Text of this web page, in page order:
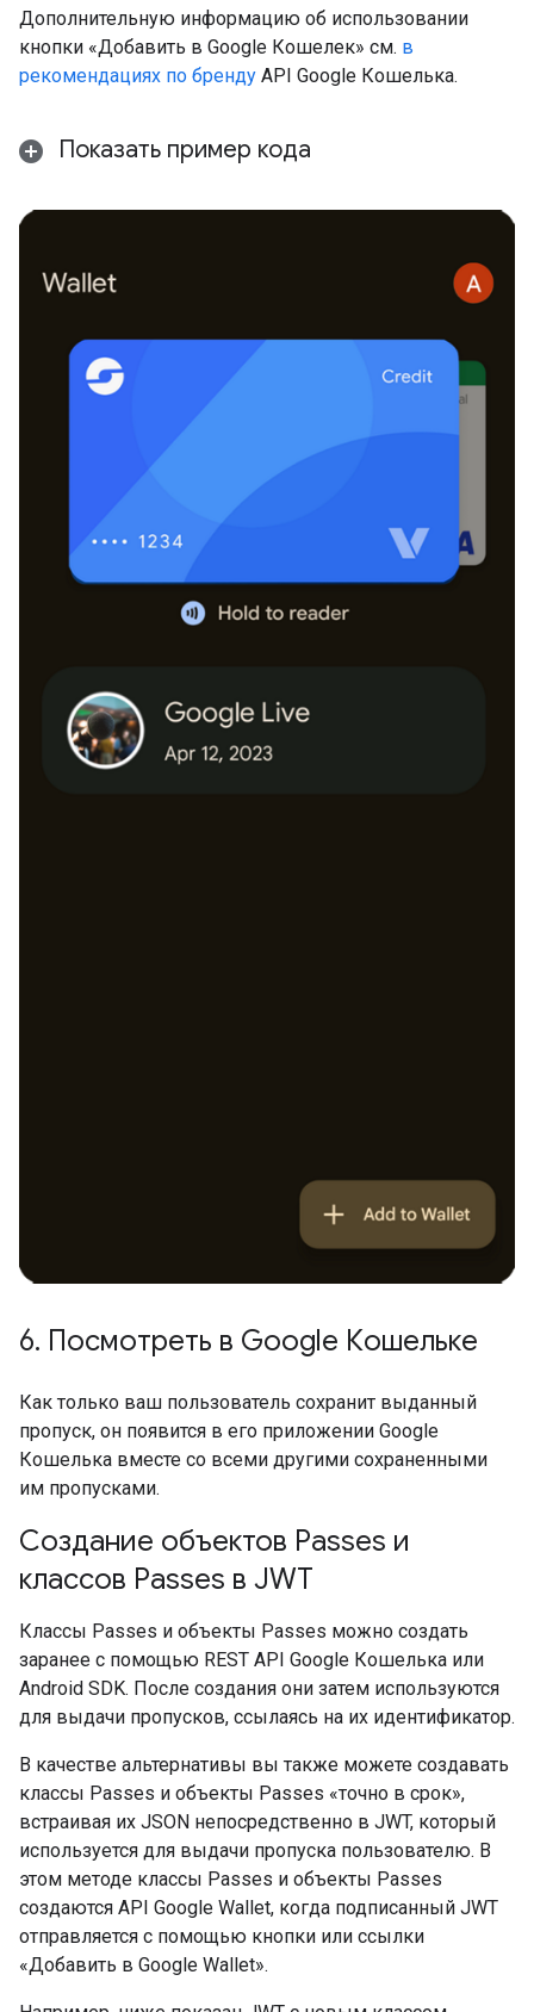
Дополнительную информацию об использовании
кнопки «Добавить в Google Кошелек» см. в
рекомендациях по бренду API Google Кошелька.
Показать пример кода
6. Посмотреть в Google Кошельке
Как только ваш пользователь сохранит выданный
пропуск, он появится в его приложении Google
Кошелька вместе со всеми другими сохраненными
им пропусками.
Создание объектов Passes и
классов Passes в JWT
Классы Passes и объекты Passes можно создать
заранее с помощью REST API Google Кошелька или
Android SDK. После создания они затем используются
для выдачи пропусков, ссылаясь на их идентификатор.
В качестве альтернативы вы также можете создавать
классы Passes и объекты Passes «точно в срок»,
встраивая их JSON непосредственно в JWT, который
используется для выдачи пропуска пользователю. В
этом методе классы Passes и объекты Passes
создаются API Google Wallet, когда подписанный JWT
отправляется с помощью кнопки или ссылки
«Добавить в Google Wallet».